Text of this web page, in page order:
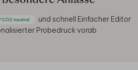
und schnell Einfacher Editor
Probedruck vorab